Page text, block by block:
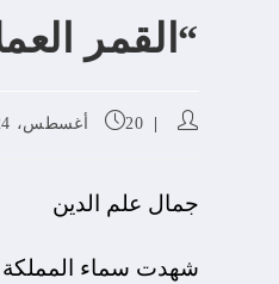
“القمر
20 أغسطس، 2024
جمال علم الدين
شهدت سماء